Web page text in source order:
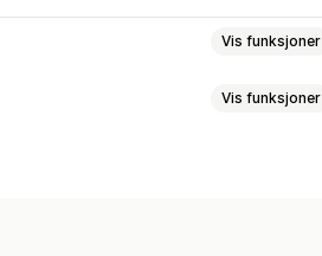
Vis funksjoner
Vis funksjoner